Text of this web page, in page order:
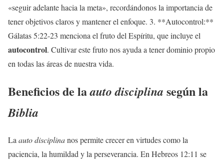
«seguir adelante hacia la meta», recordándonos la importancia de
tener objetivos claros y mantener el enfoque. 3. **Autocontrol:**
Gálatas 5:22-23 menciona el fruto del Espíritu, que incluye el
autocontrol. Cultivar este fruto nos ayuda a tener dominio propio
en todas las áreas de nuestra vida.
Beneficios de laauto disciplina según la
Biblia
Laauto disciplinanos permite crecer en virtudes como la
paciencia, la humildad y la perseverancia. En Hebreos 12:11 se